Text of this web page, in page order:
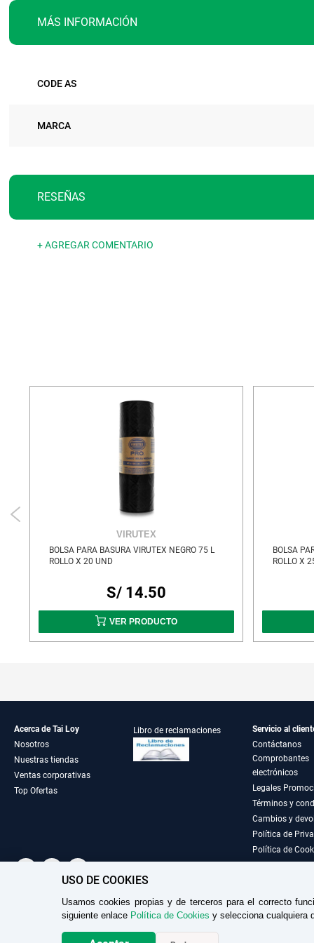
MÁS INFORMACIÓN
información
CODE AS
MARCA
RESEÑAS
+ AGREGAR COMENTARIO
VIRUTEX
BOLSA PARA BASURA VIRUTEX NEGRO 75 L
ROLLO X 20 UND
S/ 14.50
VER PRODUCTO
BOLSA
ROLLO X
Acerca de Tai Loy
Nosotros
Nuestras tiendas
Ventas corporativas
Top Ofertas
Libro de reclamaciones
Servicio al
Contáctanos
Comprobantes
electrónicos
Legales
Términos y
Cambios y
Política de
Política de
TAILOY S.A. RUC: 20100049181
USO DE COOKIES
Usamos cookies propias y de terceros para el correcto
siguiente enlace Política de Cookies y selecciona cualquiera